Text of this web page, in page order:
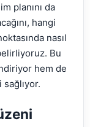
planını da
hangi
nasıl
Bu
hem de